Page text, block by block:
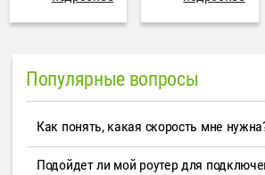
Популярные вопросы
Как понять, какая скорость мне
Подойдет ли мой роутер для